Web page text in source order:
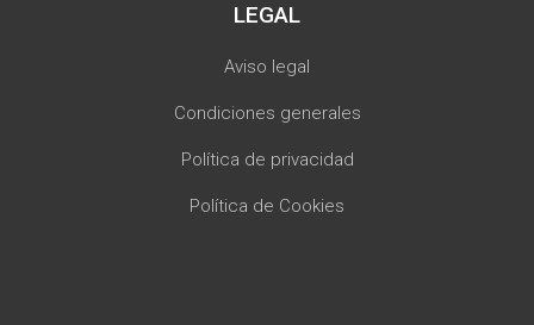
LEGAL
Aviso legal
Condiciones generales
Política de privacidad
Política de Cookies